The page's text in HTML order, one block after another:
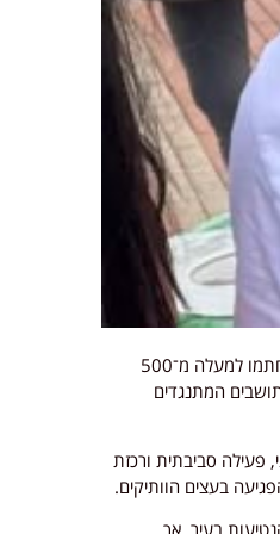
הימים האחרונים מסמנים הסלמה במאבק הציבורי סביב התוכנית, כאשר בתוך ימים ספורים נחתמו למעלה מ־500
המתנגדים
פעילה סביבתית ורכזת
בעצים הוותיקים.